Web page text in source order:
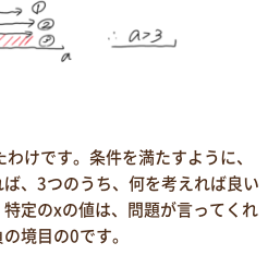
けです。条件を満たすように、
、3つのうち、何を考えれば良い
定のxの値は、問題が言ってくれ
の境目の0です。